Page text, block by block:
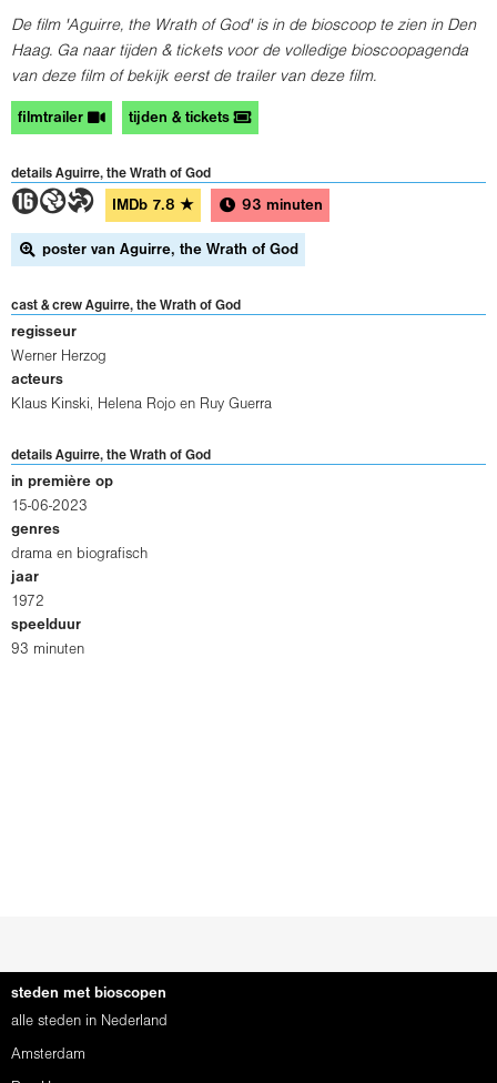
De film 'Aguirre, the Wrath of God' is in de bioscoop te zien in Den
Haag. Ga naar tijden & tickets voor de volledige bioscoopagenda
van deze film of bekijk eerst de trailer van deze film.
filmtrailer tijden & tickets
details Aguirre, the Wrath of God
6GT IMDb 7.8 ★ 93 minuten
poster van Aguirre, the Wrath of God
cast & crew Aguirre, the Wrath of God
regisseur
Werner Herzog
acteurs
Klaus Kinski, Helena Rojo en Ruy Guerra
details Aguirre, the Wrath of God
in première op
15-06-2023
genres
drama en biografisch
jaar
1972
speelduur
93 minuten
steden met bioscopen
alle steden in Nederland
Amsterdam